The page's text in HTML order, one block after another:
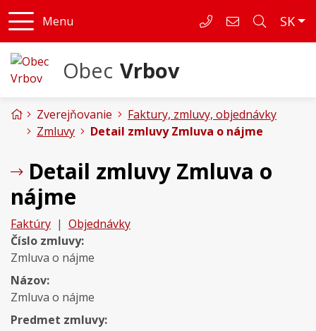
Menu
052/4592125 SK
Obec Vrbov
Úvodná stránka
Zverejňovanie
Faktury, zmluvy, objednávky
Zmluvy
Detail zmluvy Zmluva o nájme
Detail zmluvy Zmluva o
nájme
Faktúry | Objednávky
Číslo zmluvy:
Zmluva o nájme
Názov:
Zmluva o nájme
Predmet zmluvy: